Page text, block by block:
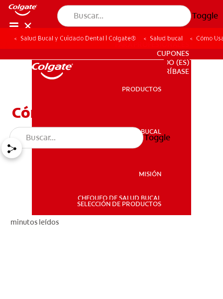
Toggle
SALUD BUCAL
PARA PROFESIONALES
CUPONES
DO (ES)
SUSCRÍBASE
PRODUCTOS
SALUD BUCAL
MISIÓN
CHEQUEO DE SALUD BUCAL
SELECCIÓN DE PRODUCTOS
Toggle
Salud Bucal y Cuidado Dental | Colgate® Salud bucal Cómo
Cómo Usar El Hilo Dental
minutos leídos